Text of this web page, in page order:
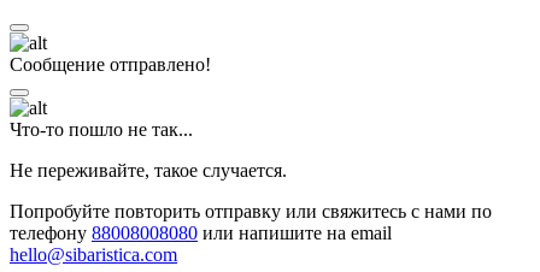
Сообщение отправлено!
Что-то пошло не так...
Не переживайте, такое случается.
Попробуйте повторить отправку или свяжитесь с нами по
телефону 88008008080 или напишите на email
hello@sibaristica.com